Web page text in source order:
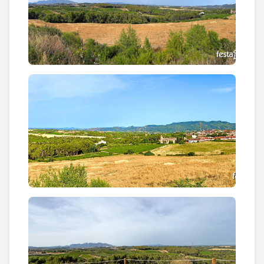
l’horitzó, fins al perfil del nucli històric deSant
Llorenç d’Hortons, presidit per la figura elegant de
l’església parroquial.
La combinació de relleu, patrimoni i paisatge
agrícola converteix el
Mirador de Sant Llorençen
un espai d’una gran singularitat.
Quina vista panoràmica ofereix el Mirador de
Sant Llorenç?
Des delMirador de Sant Llorenç, la mirada recorre
les terres delPenedèsi de l’Anoia, dues comarques
marcades per la cultura del vi, la pagesia i una
relació profunda amb la terra.
vinyesdibuixen fileres ordenades que
s’estenen amb elegància sobre suaus ondulacions
del terreny. Entre elles, apareixenclapes de bosc